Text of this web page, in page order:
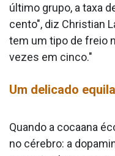
último grupo, a taxa
cento", diz Christian
tem um tipo de freio
vezes em cinco."
Um delicado
Quando a cocaa­na
no cérebro: a